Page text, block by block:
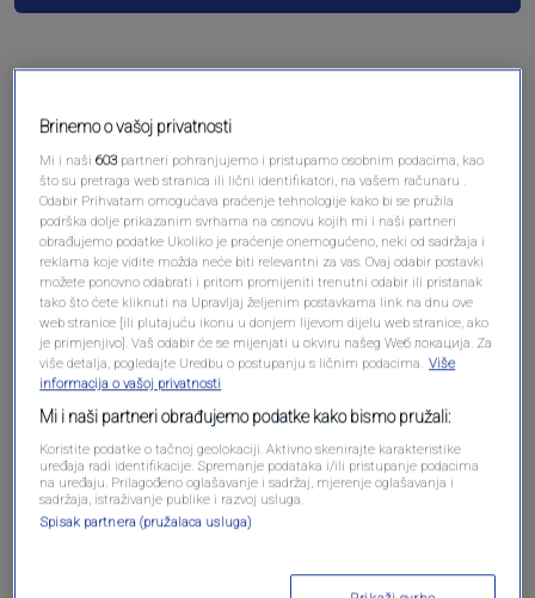
Oglas
Brinemo o vašoj privatnosti
Mi i naši603 partneri pohranjujemo i pristupamo osobnim podacima, kao
što su pretraga web stranica ili lični identifikatori, na vašem računaru .
Odabir Prihvatam omogućava praćenje tehnologije kako bi se pružila
podrška dolje prikazanim svrhama na osnovu kojih mi i naši partneri
obrađujemo podatke Ukoliko je praćenje onemogućeno, neki od sadržaja i
reklama koje vidite možda neće biti relevantni za vas. Ovaj odabir postavki
možete ponovno odabrati i pritom promijeniti trenutni odabir ili pristanak
tako što ćete kliknuti na Upravljaj željenim postavkama link na dnu ove
web stranice [ili plutajuću ikonu u donjem lijevom dijelu web stranice, ako
je primjenjivo]. Vaš odabir će se mijenjati u okviru našeg Wеб локација. Za
više detalja, pogledajte Uredbu o postupanju s ličnim podacima. Više
informacija o vašoj privatnosti
Mi i naši partneri obrađujemo podatke kako bismo pružali:
Koristite podatke o tačnoj geolokaciji. Aktivno skenirajte karakteristike
uređaja radi identifikacije. Spremanje podataka i/ili pristupanje podacima
na uređaju. Prilagođeno oglašavanje i sadržaj, mjerenje oglašavanja i
sadržaja, istraživanje publike i razvoj usluga.
Spisak partnera (pružalaca usluga)